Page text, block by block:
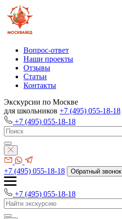
Вопрос-ответ
Наши проекты
Отзывы
Статьи
Контакты
Экскурсии по Москве
для школьников +7 (495) 055-18-18
+7 (495) 055-18-18
+7 (495) 055-18-18 Обратный звонок
+7 (495) 055-18-18